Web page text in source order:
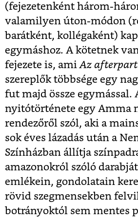
(fejezetenként három-
valamilyen úton-módon
barátként, kollégaként)
egymáshoz. A kötetnek
fejezete is, ami Az
szereplők többsége egy
fut majd össze egymással.
nyitótörténete egy Amma
rendezőről szól, aki a
sok éves lázadás után a
Színházban állítja
amazonokról szóló
emlékein, gondolatain
rövid szegmensekben
botrányoktól sem mentes